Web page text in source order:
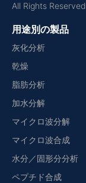
All Rights Reserved
用途別の製品
灰化分析
乾燥
脂肪分析
加水分解
マイクロ波分解
マイクロ波合成
水分／固形分分析
ペプチド合成